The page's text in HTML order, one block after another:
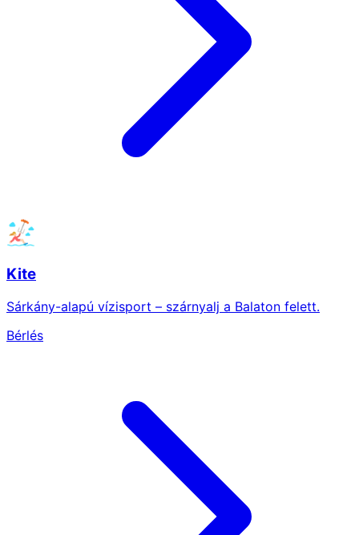
Kite
Sárkány-alapú vízisport – szárnyalj a Balaton felett.
Bérlés